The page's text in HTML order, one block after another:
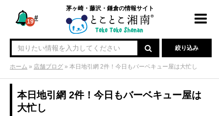
#
19
茅ヶ崎・藤沢・鎌倉の情報サイト
絞り込み
ホーム » 店舗ブログ » 本日地引網 2件！今日もバーベキュー屋は大忙し
本日地引網 2件！今日もバーベキュー屋は
大忙し